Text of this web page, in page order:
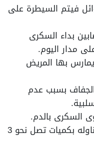
فيتم السيطرة على
بداء السكرى
مدار اليوم.
بها المريض
بسبب عدم
السكرى بالدم.
لذلك ينبغي المواظبة على تناوله بكميات تصل نحو 3